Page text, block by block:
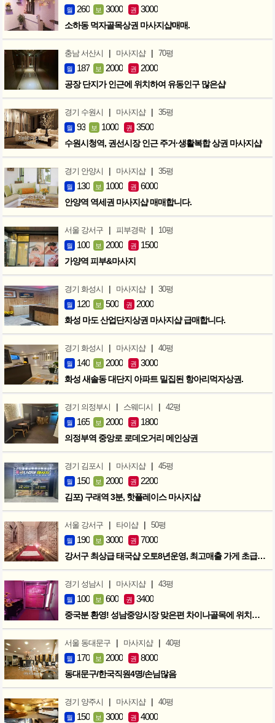
월 260 보 3000 권 3000
소하동 먹자골목상권 마사지샵매매.
충남 서산시 | 마사지샵 | 70평
월 187 보 2000 권 2000
공장 단지가 인근에 위치하여 유동인구 많은샵
경기 수원시 | 마사지샵 | 35평
월 93 보 1000 권 3500
수원시청역, 권선시장 인근 주거·생활복합 상권 마사지샵
경기 안양시 | 마사지샵 | 35평
월 130 보 1000 권 6000
안양역 역세권 마사지샵 매매합니다.
서울 강서구 | 피부경락 | 10평
월 100 보 2000 권 1500
가양역 피부&마사지
경기 화성시 | 마사지샵 | 30평
월 120 보 500 권 2000
화성 마도 산업단지상권 마사지샵 급매합니다.
경기 화성시 | 마사지샵 | 40평
월 140 보 2000 권 3000
화성 새솔동 대단지 아파트 밀집된 항아리먹자상권.
경기 의정부시 | 스웨디시 | 42평
월 165 보 2000 권 1800
의정부역 중앙로 로데오거리 메인상권
경기 김포시 | 마사지샵 | 45평
월 150 보 2000 권 2200
김포) 구래역 3분, 핫플레이스 마사지샵
서울 강서구 | 타이샵 | 50평
월 190 보 3000 권 7000
강서구 최상급 태국샵 오토8년운영, 최고매출 가게 초급매!!!
경기 성남시 | 마사지샵 | 43평
월 100 보 600 권 3400
중국분 환영! 성남중앙시장 맞은편 차이나골목에 위치한 마사지샵
서울 동대문구 | 마사지샵 | 40평
월 170 보 2000 권 8000
동대문구/한국직원4명/손님많음
경기 양주시 | 마사지샵 | 40평
월 150 보 3000 권 4000